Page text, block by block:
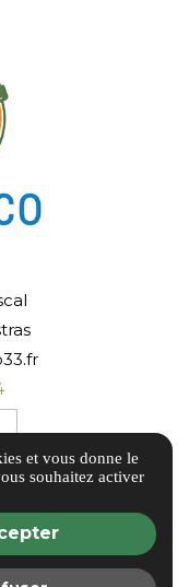
et vous donne le
souhaitez activer